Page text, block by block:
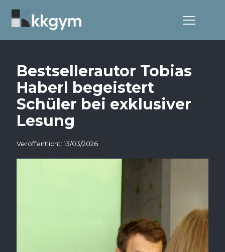
Bestsellerautor Tobias
Haberl begeistert
Schüler bei exklusiver
Lesung
Veröffentlicht: 13/03/2026